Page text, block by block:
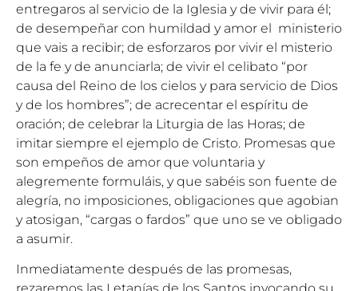
entregaros al servicio de la Iglesia y de vivir para él;
de desempeñar con humildad y amor el ministerio
que vais a recibir; de esforzaros por vivir el misterio
de la fe y de anunciarla; de vivir el celibato “por
causa del Reino de los cielos y para servicio de Dios
y de los hombres”; de acrecentar el espíritu de
oración; de celebrar la Liturgia de las Horas; de
imitar siempre el ejemplo de Cristo. Promesas que
son empeños de amor que voluntaria y
alegremente formuláis, y que sabéis son fuente de
alegría, no imposiciones, obligaciones que agobian
y atosigan, “cargas o fardos” que uno se ve obligado
a asumir.
Inmediatamente después de las promesas,